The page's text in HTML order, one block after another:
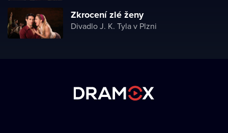
Zkrocení zlé ženy
Divadlo J. K. Tyla v Plzni